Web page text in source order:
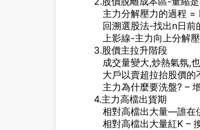
主力分解壓力的過程 =
回溯選股法-找出n日前
上影線-主力向上分解壓
3.股價主拉升階段
成交量變大,炒熱氣氛,也
大戶以賣超拉抬股價的
主力為什麼要洗盤? – 增
4.主力高檔出貨期
相對高檔出大量—誰在供
相對高檔出大量紅K – 換